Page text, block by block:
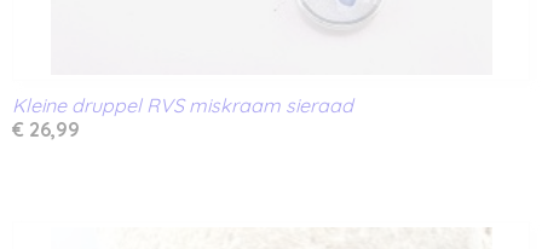
Kleine druppel RVS miskraam sieraad
€ 26,99